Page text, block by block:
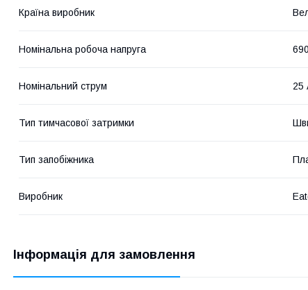
Країна виробник
Номінальна робоча напруга
Номінальний струм 25
Тип тимчасової затримки
Тип запобіжника
Виробник
Інформація для замовлення